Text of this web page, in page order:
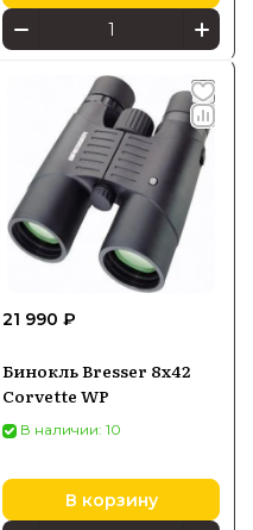
21 990 ₽
Бинокль Bresser 8x42
Corvette WP
В наличии: 10
В корзину